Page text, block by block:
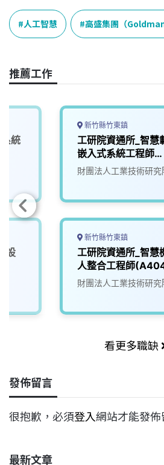
c
e
b
o
k
n
e
r
e
a
n
k
e
n
p
y
L
k
人工智慧 高盛集團（
推薦工作
統
設
新竹縣竹東鎮
工研院資通所_智慧
嵌入式系統工程師
(U303)
財團法人工業技術研究
新竹縣竹東鎮
工研院資通所_智慧
人整合工程師
財團法人工業技術研究
看更多職缺
發佈留言
很抱歉，必須登入網站才能發佈
最新文章